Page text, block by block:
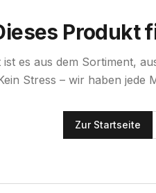
Produkt
ist es aus dem Sortiment,
Stress – wir haben jede
Zur Startseite